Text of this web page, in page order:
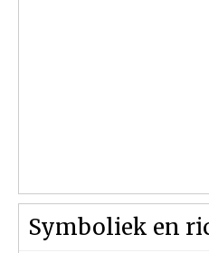
Symboliek en